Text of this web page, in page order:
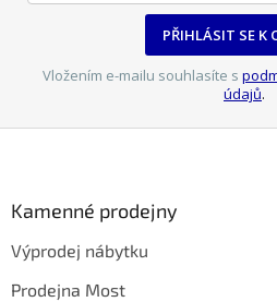
p
i
s
u
PŘIHLÁSIT SE K
Vložením e-mailu souhlasíte s
údajů.
Kamenné prodejny
Výprodej nábytku
Prodejna Most